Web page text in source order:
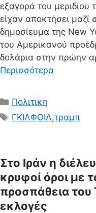
εξαγορά του
είχαν αποκτήσει
δημοσίευμα της New
του Αμερικανού
δολάρια στην πρώην
Περισσότερα
Κατηγορίες
Πολιτικη
Ετικέτες
ΓΚΙΛΦΟΙΛ,τραμπ
Στο Ιράν η
κρυφοί όροι με
προσπάθεια του
εκλογές